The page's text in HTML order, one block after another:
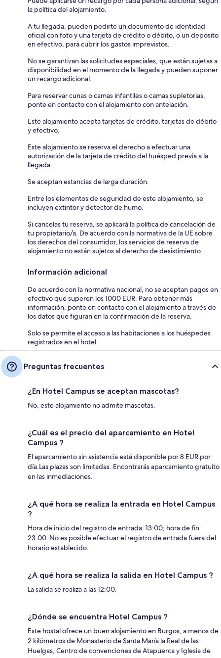
la política del alojamiento.
A tu llegada, pueden pedirte un documento de identidad
oficial con foto y una tarjeta de crédito o débito, o un depósito
en efectivo, para cubrir los gastos imprevistos.
No se garantizan las solicitudes especiales, que están sujetas a
disponibilidad en el momento de la llegada y pueden suponer
un recargo adicional.
Para reservar cunas o camas infantiles o camas supletorias,
ponte en contacto con el alojamiento con antelación.
Este alojamiento acepta tarjetas de crédito, tarjetas de débito
y efectivo.
Este alojamiento se reserva el derecho a efectuar una
autorización de la tarjeta de crédito del huésped previa a la
llegada.
Se aceptan estancias de larga duración.
Entre los elementos de seguridad de este alojamiento, se
incluyen extintor y detector de humo.
Si cancelas tu reserva, se aplicará la política de cancelación de
tu propietario/a. De acuerdo con la normativa de la UE sobre
los derechos del consumidor, los servicios de reserva de
alojamiento no están sujetos al derecho de desistimiento.
Información adicional
De acuerdo con la normativa nacional, no se aceptan pagos en
efectivo que superen los 1000 EUR. Para obtener más
información, ponte en contacto con el alojamiento a través de
los datos que figuran en la confirmación de la reserva.
Solo se permite el acceso a las habitaciones a los huéspedes
registrados en el hotel.
Preguntas frecuentes
¿En Hotel Campus se aceptan mascotas?
No, este alojamiento no admite mascotas.
¿Cuál es el precio del aparcamiento en Hotel
Campus ?
El aparcamiento sin asistencia está disponible por 8 EUR por
día.Las plazas son limitadas. Encontrarás aparcamiento gratuito
en las inmediaciones.
¿A qué hora se realiza la entrada en Hotel Campus
?
Hora de inicio del registro de entrada: 13:00; hora de fin:
23:00. No es posible efectuar el registro de entrada fuera del
horario establecido.
¿A qué hora se realiza la salida en Hotel Campus ?
La salida se realiza a las 12:00.
¿Dónde se encuentra Hotel Campus ?
Este hostal ofrece un buen alojamiento en Burgos, a menos de
2 kilómetros de Monasterio de Santa María la Real de las
Huelgas, Centro de convenciones de Atapuerca y Iglesia de